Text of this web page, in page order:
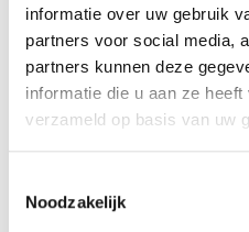
informatie over uw gebruik
partners voor social media,
partners kunnen deze
informatie die u aan ze
verzameld op basis van uw
Noodzakelijk
haartype laat stralen tijdens de
Limited edition – verkrijgbaar
Heb je een vraag?